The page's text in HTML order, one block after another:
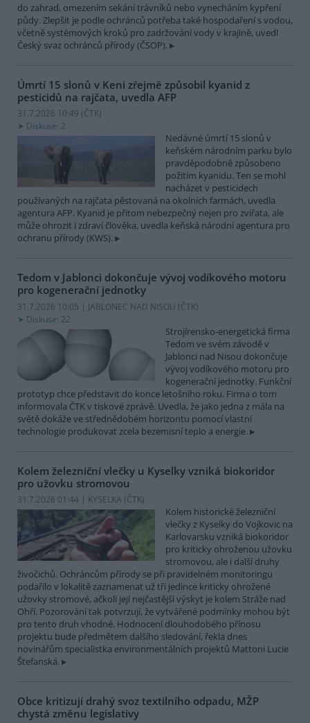
do zahrad, omezením sekání trávníků nebo vynecháním kypření
půdy. Zlepšit je podle ochránců potřeba také hospodaření s vodou,
včetně systémových kroků pro zadržování vody v krajině, uvedl
Český svaz ochránců přírody (ČSOP).
Úmrtí 15 slonů v Keni zřejmě způsobil kyanid z
pesticidů na rajčata, uvedla AFP
31.7.2026 10:49 (ČTK)
Diskuse: 2
Nedávné úmrtí 15 slonů v
keňském národním parku bylo
pravděpodobně způsobeno
požitím kyanidu. Ten se mohl
nacházet v pesticidech
používaných na rajčata pěstovaná na okolních farmách, uvedla
agentura AFP. Kyanid je přitom nebezpečný nejen pro zvířata, ale
může ohrozit i zdraví člověka, uvedla keňská národní agentura pro
ochranu přírody (KWS).
Tedom v Jablonci dokončuje vývoj vodíkového motoru
pro kogenerační jednotky
31.7.2026 10:05 | JABLONEC NAD NISOU (ČTK)
Diskuse: 22
Strojírensko-energetická firma
Tedom ve svém závodě v
Jablonci nad Nisou dokončuje
vývoj vodíkového motoru pro
kogenerační jednotky. Funkční
prototyp chce představit do konce letošního roku. Firma o tom
informovala ČTK v tiskové zprávě. Uvedla, že jako jedna z mála na
světě dokáže ve střednědobém horizontu pomocí vlastní
technologie produkovat zcela bezemisní teplo a energie.
Kolem železniční vlečky u Kyselky vzniká biokoridor
pro užovku stromovou
31.7.2026 01:44 | KYSELKA (ČTK)
Kolem historické železniční
vlečky z Kyselky do Vojkovic na
Karlovarsku vzniká biokoridor
pro kriticky ohroženou užovku
stromovou, ale i další druhy
živočichů. Ochráncům přírody se při pravidelném monitoringu
podařilo v lokalitě zaznamenat už tři jedince kriticky ohrožené
užovky stromové, ačkoli její nejčastější výskyt je kolem Stráže nad
Ohří. Pozorování tak potvrzují, že vytvářené podmínky mohou být
pro tento druh vhodné. Hodnocení dlouhodobého přínosu
projektu bude předmětem dalšího sledování, řekla dnes
novinářům specialistka environmentálních projektů Mattoni Lucie
Štefanská.
Obce kritizují drahý svoz textilního odpadu, MŽP
chystá změnu legislativy